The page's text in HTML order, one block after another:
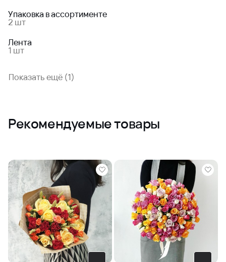
Упаковка в ассортименте
2 шт
Лента
1 шт
Показать ещё (1)
Рекомендуемые товары